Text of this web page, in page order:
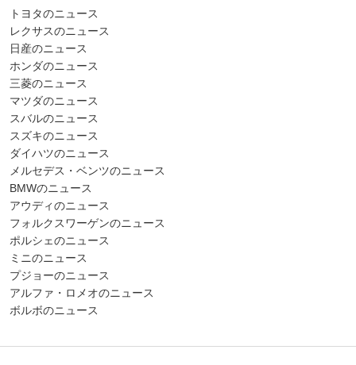
トヨタのニュース
レクサスのニュース
日産のニュース
ホンダのニュース
三菱のニュース
マツダのニュース
スバルのニュース
スズキのニュース
ダイハツのニュース
メルセデス・ベンツのニュース
BMWのニュース
アウディのニュース
フォルクスワーゲンのニュース
ポルシェのニュース
ミニのニュース
プジョーのニュース
アルファ・ロメオのニュース
ボルボのニュース